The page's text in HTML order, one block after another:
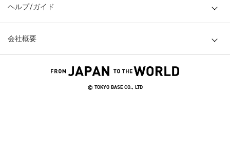
ヘルプ/ガイド
会社概要
© TOKYO BASE CO., LTD